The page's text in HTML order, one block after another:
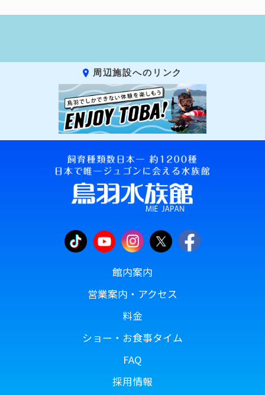
周辺施設へのリンク
館内案内
営業案内・アクセス
料金
ショー・お食事タイム
FAQ
採用情報